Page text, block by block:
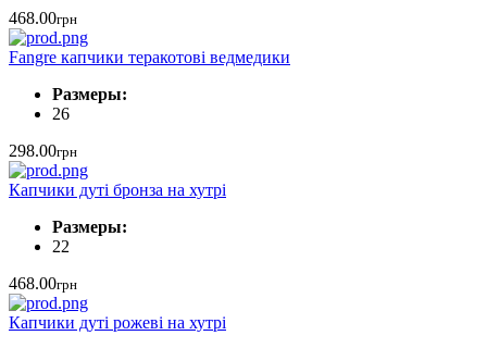
468.00грн
Fangre капчики теракотові ведмедики
Размеры:
26
298.00грн
Капчики дуті бронза на хутрі
Размеры:
22
468.00грн
Капчики дуті рожеві на хутрі